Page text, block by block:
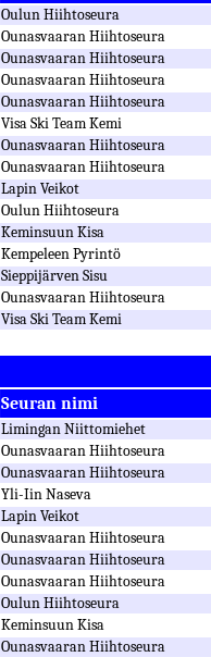
Oulun Hiihtoseura
Ounasvaaran Hiihtoseura
Ounasvaaran Hiihtoseura
Ounasvaaran Hiihtoseura
Ounasvaaran Hiihtoseura
Visa Ski Team Kemi
Ounasvaaran Hiihtoseura
Ounasvaaran Hiihtoseura
Lapin Veikot
Oulun Hiihtoseura
Keminsuun Kisa
Kempeleen Pyrintö
Sieppijärven Sisu
Ounasvaaran Hiihtoseura
Visa Ski Team Kemi
Seuran nimi
Limingan Niittomiehet
Ounasvaaran Hiihtoseura
Ounasvaaran Hiihtoseura
Yli-Iin Naseva
Lapin Veikot
Ounasvaaran Hiihtoseura
Ounasvaaran Hiihtoseura
Ounasvaaran Hiihtoseura
Oulun Hiihtoseura
Keminsuun Kisa
Ounasvaaran Hiihtoseura